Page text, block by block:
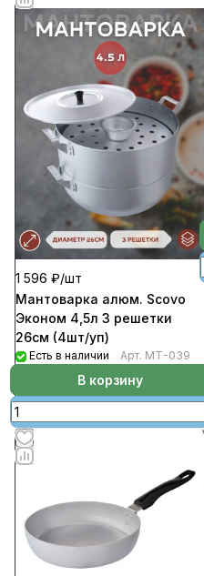
1 596 ₽/шт
Мантоварка алюм. Scovo
Эконом 4,5л 3 решетки
26см (4шт/уп)
Есть в наличии Арт. МТ-039
В корзину